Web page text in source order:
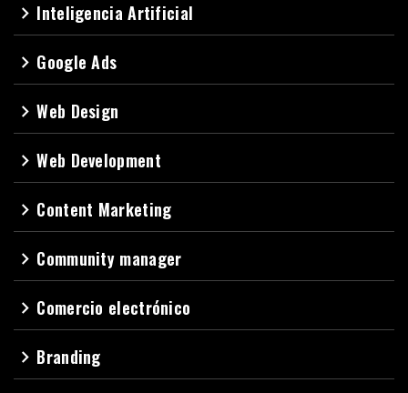
navigate_next Inteligencia Artificial
navigate_next Google Ads
navigate_nextWeb Design
navigate_nextWeb Development
navigate_next Content Marketing
navigate_next Community manager
navigate_next Comercio electrónico
navigate_next Branding